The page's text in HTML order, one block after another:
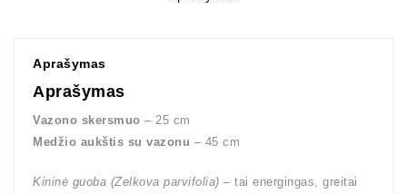
Aprašymas
Aprašymas
Vazono skersmuo – 25 cm
Medžio aukštis su vazonu – 45 cm
Kininė guoba (Zelkova parvifolia) – tai energingas, greitai